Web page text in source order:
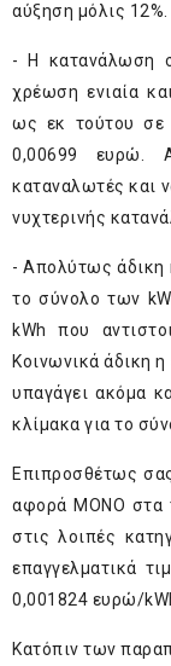
αύξηση μόλις 12%.
- Η κατανάλωση
χρέωση ενιαία
ως εκ τούτου σε
0,00699 ευρώ.
καταναλωτές και
νυχτερινής
- Απολύτως άδικη
το σύνολο των
kWh που
Κοινωνικά άδικη
υπαγάγει ακόμα
κλίμακα για το
Επιπροσθέτως
αφορά ΜΟΝΟ στα
στις λοιπές
επαγγελματικά
0,001824 ευρώ/
Κατόπιν των